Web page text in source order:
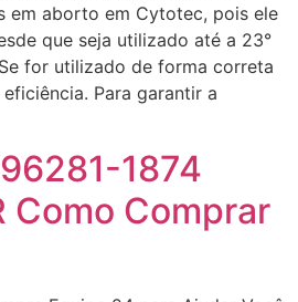
em aborto em Cytotec, pois ele
que seja utilizado até a 23°
for utilizado de forma correta
Para garantir a
1874
Como Comprar
em
www.proaborto.com)
ser normal
em
www.proaborto.com)
não sei